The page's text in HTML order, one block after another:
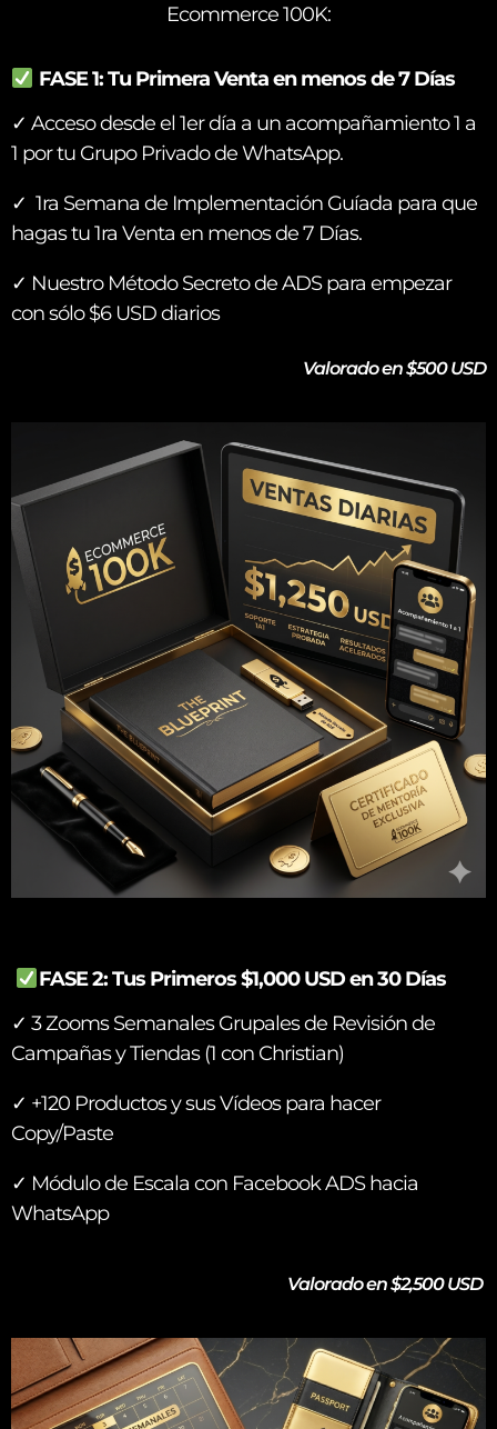
Ecommerce 100K:
FASE 1: Tu Primera Venta en menos de 7 Días
✓ Acceso desde el 1er día a un acompañamiento 1 a
1 por tu Grupo Privado de WhatsApp.
✓ 1ra Semana de Implementación Guíada para que
hagas tu 1ra Venta en menos de 7 Días.
✓ Nuestro Método Secreto de ADS para empezar
con sólo $6 USD diarios
Valorado en $500 USD
FASE 2: Tus Primeros $1,000 USD en 30 Días
✓ 3 Zooms Semanales Grupales de Revisión de
Campañas y Tiendas (1 con Christian)
✓ +120 Productos y sus Vídeos para hacer
Copy/Paste
✓ Módulo de Escala con Facebook ADS hacia
WhatsApp
Valorado en $2,500 USD